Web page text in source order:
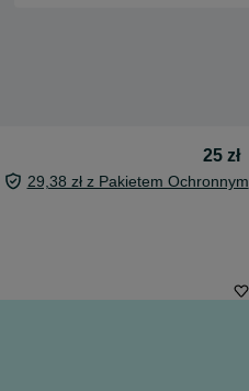
25 zł
29,38 zł z Pakietem Ochronnym